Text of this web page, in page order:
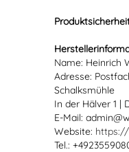
Name: Heinrich
Adresse:
Schalksmühle
In der Hälver 1 |
E-Mail:
Website:
Tel.: